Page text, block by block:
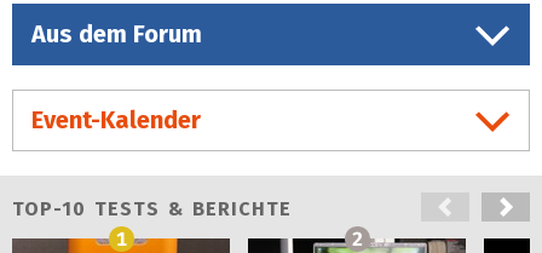
Aus dem Forum
Event-Kalender
TOP-10 TESTS & BERICHTE
1
2